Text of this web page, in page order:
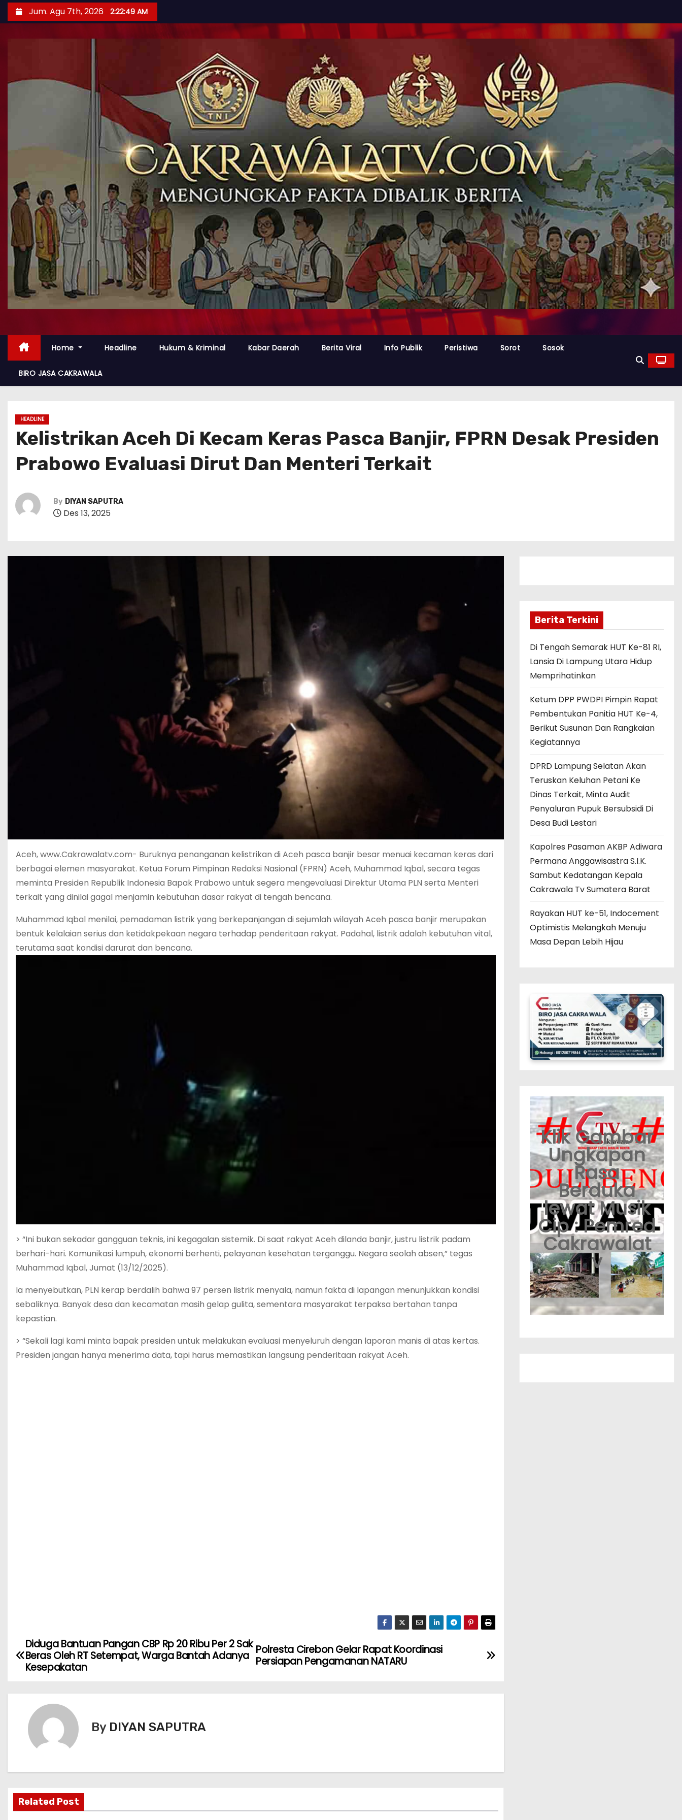
Jum. Agu 7th, 2026 2:22:50 AM
Home Headline Hukum & Kriminal Kabar Daerah Berita Viral Info Publik Peristiwa Sorot Sosok
BIRO JASA CAKRAWALA
HEADLINE
Kelistrikan Aceh Di Kecam Keras Pasca Banjir, FPRN Desak Presiden
Prabowo Evaluasi Dirut Dan Menteri Terkait
By DIYAN SAPUTRA
Des 13, 2025
Aceh, www.Cakrawalatv.com- Buruknya penanganan kelistrikan di Aceh pasca banjir besar menuai kecaman keras dari
berbagai elemen masyarakat. Ketua Forum Pimpinan Redaksi Nasional (FPRN) Aceh, Muhammad Iqbal, secara tegas
meminta Presiden Republik Indonesia Bapak Prabowo untuk segera mengevaluasi Direktur Utama PLN serta Menteri
terkait yang dinilai gagal menjamin kebutuhan dasar rakyat di tengah bencana.
Muhammad Iqbal menilai, pemadaman listrik yang berkepanjangan di sejumlah wilayah Aceh pasca banjir merupakan
bentuk kelalaian serius dan ketidakpekaan negara terhadap penderitaan rakyat. Padahal, listrik adalah kebutuhan vital,
terutama saat kondisi darurat dan bencana.
> “Ini bukan sekadar gangguan teknis, ini kegagalan sistemik. Di saat rakyat Aceh dilanda banjir, justru listrik padam
berhari-hari. Komunikasi lumpuh, ekonomi berhenti, pelayanan kesehatan terganggu. Negara seolah absen,” tegas
Muhammad Iqbal, Jumat (13/12/2025).
Ia menyebutkan, PLN kerap berdalih bahwa 97 persen listrik menyala, namun fakta di lapangan menunjukkan kondisi
sebaliknya. Banyak desa dan kecamatan masih gelap gulita, sementara masyarakat terpaksa bertahan tanpa
kepastian.
> “Sekali lagi kami minta bapak presiden untuk melakukan evaluasi menyeluruh dengan laporan manis di atas kertas.
Presiden jangan hanya menerima data, tapi harus memastikan langsung penderitaan rakyat Aceh.
Polresta Cirebon Gelar Rapat Koordinasi
Persiapan Pengamanan NATARU
Diduga Bantuan Pangan CBP Rp 20 Ribu Per 2 Sak
Beras Oleh RT Setempat, Warga Bantah Adanya
Kesepakatan
By DIYAN SAPUTRA
Related Post
Berita Terkini
Di Tengah Semarak HUT Ke-81 RI,
Lansia Di Lampung Utara Hidup
Memprihatinkan
Ketum DPP PWDPI Pimpin Rapat
Pembentukan Panitia HUT Ke-4,
Berikut Susunan Dan Rangkaian
Kegiatannya
DPRD Lampung Selatan Akan
Teruskan Keluhan Petani Ke
Dinas Terkait, Minta Audit
Penyaluran Pupuk Bersubsidi Di
Desa Budi Lestari
Kapolres Pasaman AKBP Adiwara
Permana Anggawisastra S.I.K.
Sambut Kedatangan Kepala
Cakrawala Tv Sumatera Barat
Rayakan HUT ke-51, Indocement
Optimistis Melangkah Menuju
Masa Depan Lebih Hijau
Klik Gambar
Ungkapan
Rasa
Berduka
lewat Musik
Cip : Pemred
Cakrawalat
v